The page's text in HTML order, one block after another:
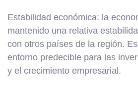
Estabilidad económica: la
mantenido una relativa
con otros países de la región.
entorno predecible para las
y el crecimiento empresarial.